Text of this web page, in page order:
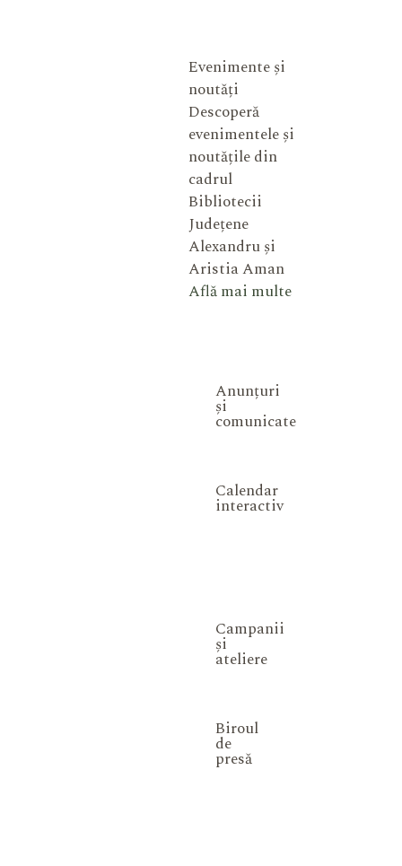
Evenimente și
noutăți
Descoperă
evenimentele și
noutățile din
cadrul
Bibliotecii
Județene
Alexandru și
Aristia Aman
Află mai multe
Anunțuri
și
comunicate
Calendar
interactiv
Campanii
și
ateliere
Biroul
de
presă